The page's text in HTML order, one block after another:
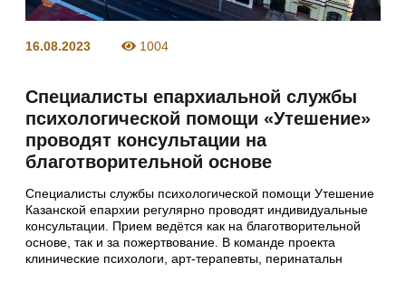
16.08.2023 1004
Специалисты епархиальной службы
психологической помощи «Утешение»
проводят консультации на
благотворительной основе
Специалисты службы психологической помощи Утешение
Казанской епархии регулярно проводят индивидуальные
консультации. Прием ведётся как на благотворительной
основе, так и за пожертвование. В команде проекта
клинические психологи, арт-терапевты, перинатальн